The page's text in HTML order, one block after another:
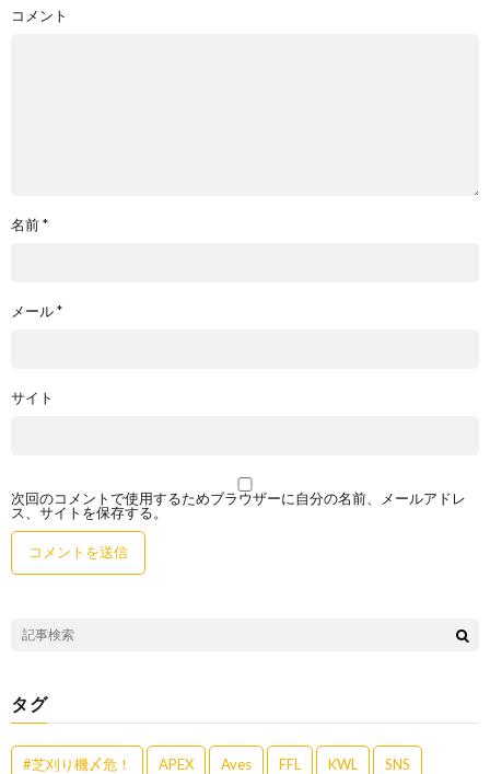
コメント
名前*
メール*
サイト
次回のコメントで使用するためブラウザーに自分の名前、メールアドレ
ス、サイトを保存する。
タグ
#芝刈り機〆危！ APEX Aves FFL KWL SNS